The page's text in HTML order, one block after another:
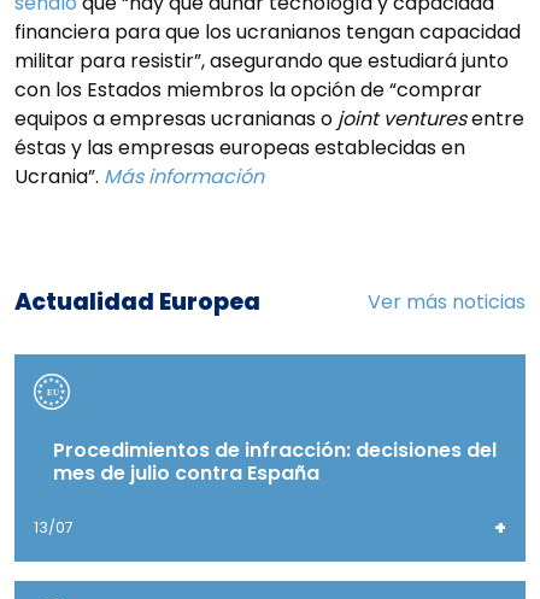
financiera para que los ucranianos tengan capacidad
militar para resistir”, asegurando que estudiará junto
con los Estados miembros la opción de “comprar
equipos a empresas ucranianas o joint venturesentre
éstas y las empresas europeas establecidas en
Ucrania”. Más información
Actualidad Europea Ver más noticias
Procedimientos de infracción: decisiones del
mes de julio contra España
13/07 +